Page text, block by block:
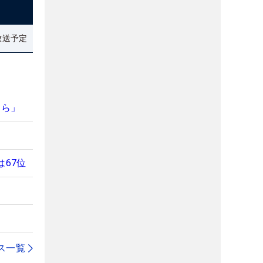
予定
」
67位
一覧